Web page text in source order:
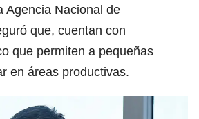
Agencia Nacional de
que, cuentan con
que permiten a pequeñas
en áreas productivas.